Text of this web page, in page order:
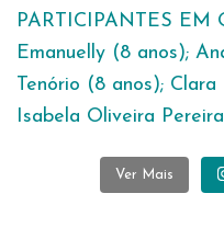
Ver Mais